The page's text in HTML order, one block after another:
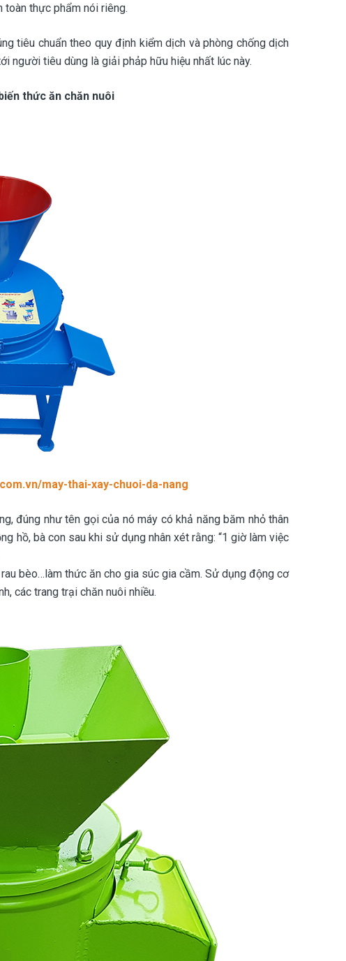
toàn thực phẩm nói riêng.
tiêu chuẩn theo quy định kiểm dịch và phòng chống dịch
người tiêu dùng là giải phảp hữu hiệu nhất lúc này.
thức ăn chăn nuôi
may-thai-xay-chuoi-da-nang
đúng như tên gọi của nó máy có khả năng băm nhỏ thân
hồ, bà con sau khi sử dụng nhân xét rằng: “1 giờ làm việc
bèo…làm thức ăn cho gia súc gia cầm. Sử dụng động cơ
các trang trại chăn nuôi nhiều.